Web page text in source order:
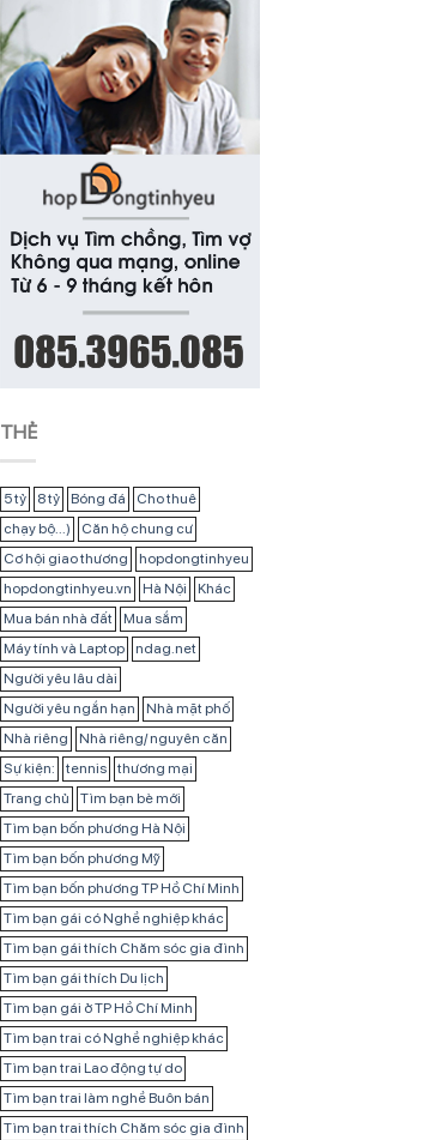
THẺ
5 tỷ 8 tỷ Bóng đá
Cho thuê
chạy bộ...)
Căn hộ chung cư
Cơ hội giao thương
hopdongtinhyeu
hopdongtinhyeu.vn
Hà Nội
Khác
Mua bán nhà đất
Mua sắm
Máy tính và Laptop
ndag.net
Người yêu lâu dài
Người yêu ngắn hạn
Nhà mặt phố
Nhà riêng
Nhà riêng/ nguyên căn
Sự kiện:
tennis
thương mại
Trang chủ
Tìm bạn bè mới
Tìm bạn bốn phương Hà Nội
Tìm bạn bốn phương Mỹ
Tìm bạn bốn phương TP Hồ Chí Minh
Tìm bạn gái có Nghề nghiệp khác
Tìm bạn gái thích Chăm sóc gia đình
Tìm bạn gái thích Du lịch
Tìm bạn gái ở TP Hồ Chí Minh
Tìm bạn trai có Nghề nghiệp khác
Tìm bạn trai Lao động tự do
Tìm bạn trai làm nghề Buôn bán
Tìm bạn trai thích Chăm sóc gia đình